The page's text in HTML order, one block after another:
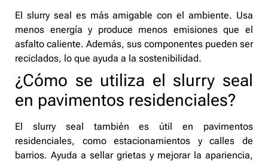
El slurry seal es más amigable con el ambiente. Usa
menos energía y produce menos emisiones que el
asfalto caliente. Además, sus componentes pueden ser
reciclados, lo que ayuda a la sostenibilidad.
¿Cómo se utiliza el slurry seal
en pavimentos residenciales?
El slurry seal también es útil en pavimentos
residenciales, como estacionamientos y calles de
barrios. Ayuda a sellar grietas y mejorar la apariencia,